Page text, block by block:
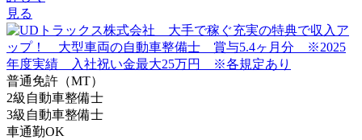
見る
普通免許（MT）
2級自動車整備士
3級自動車整備士
車通勤OK